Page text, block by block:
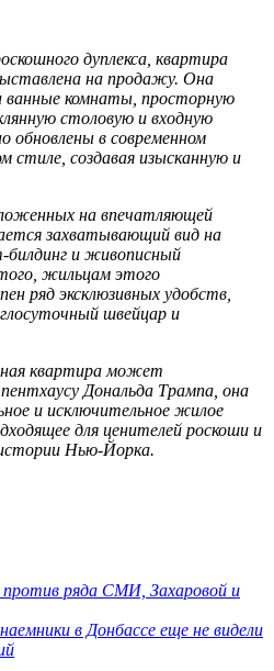
дуплекса, квартира
на продажу. Она
ванные комнаты, просторную
столовую и входную
обновлены в современном
стиле, создавая изысканную и
на впечатляющей
захватывающий вид на
билдинг и живописный
жильцам этого
ряд эксклюзивных удобств,
швейцар и
квартира может
Дональда Трампа, она
и исключительное жилое
для ценителей роскоши и
Нью-Йорка.
против ряда СМИ, Захаровой и
в Донбассе еще не видели